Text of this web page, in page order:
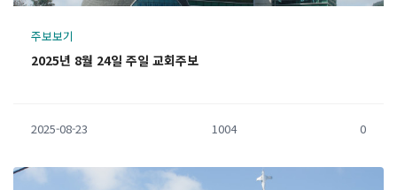
주보보기
2025년 8월 24일 주일 교회주보
2025-08-23 1004 0